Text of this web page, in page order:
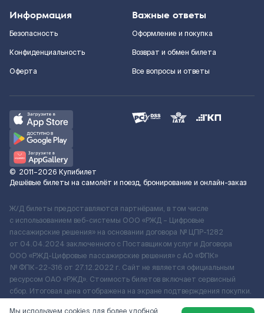
Информация
Безопасность
Конфиденциальность
Оферта
Важные ответы
Оформление и покупка
Возврат и обмен билета
Все вопросы и ответы
© 2011–2026 Купибилет
Дешёвые билеты на самолёт и поезд, бронирование и онлайн-заказ
Ж/Д билеты предоставляются партнёрами, в том числе
с использованием веб-системы ООО «РЖД – Цифровые
пассажирские решения» на основании договора № ЦПР-1282
от 04.04.2024 заключенного с Поставщиком услуг и Договора
ООО «РЖД-Цифровые пассажирские решения» c АО «ФПК»
№ ФПК-22-316 от 27.12.2022 г. Сайт не является официальным
ресурсом ОАО «РЖД». Стоимость билетов включает сервисный
сбор. Итоговая цена отображена на экране подтверждения покупки.